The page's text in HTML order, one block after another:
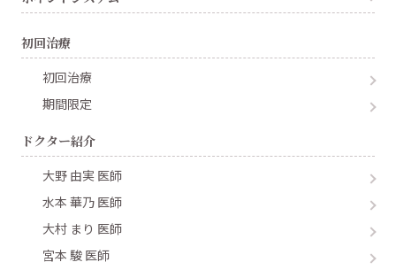
初回治療
初回治療
期間限定
ドクター紹介
大野 由実 医師
水本 華乃 医師
大村 まり 医師
宮本 駿 医師